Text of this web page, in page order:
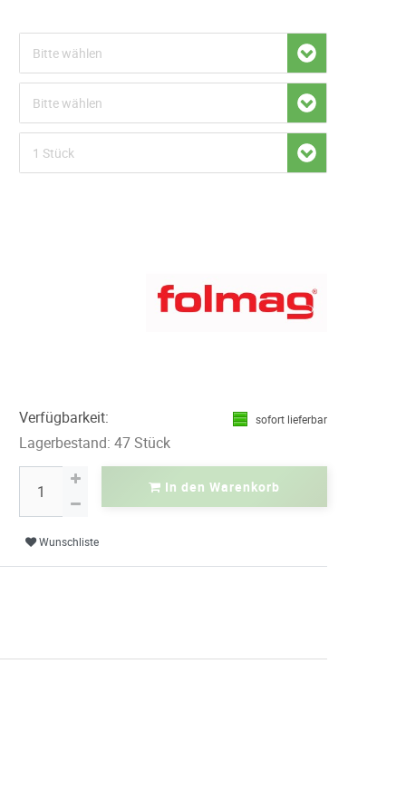
Verfügbarkeit: sofort lieferbar
Lagerbestand: 47 Stück
In den Warenkorb
Wunschliste